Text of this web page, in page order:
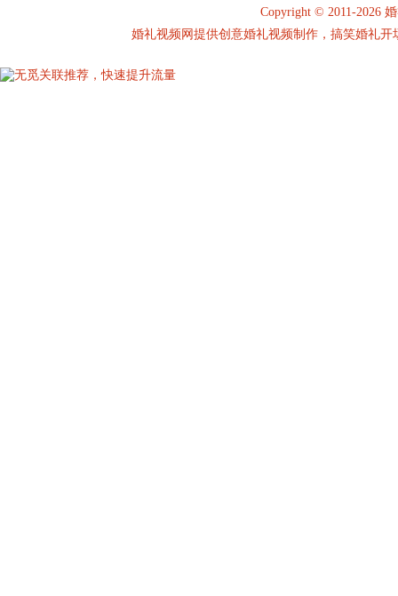
Copyright © 2011-2026
婚礼视频网提供创意婚礼视频制作，搞笑婚礼